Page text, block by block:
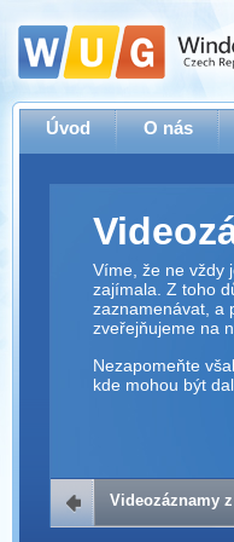
Úvod O nás
Víme, že ne vždy
zajímala. Z toho
zaznamenávat, a
zveřejňujeme na
Nezapomeňte
kde mohou být
Videozáznamy